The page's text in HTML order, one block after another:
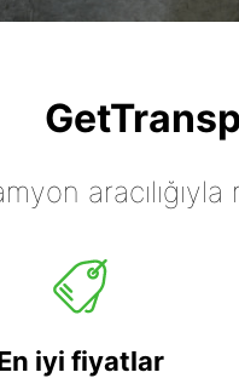
aracılığıyla
iyi fiyatlar